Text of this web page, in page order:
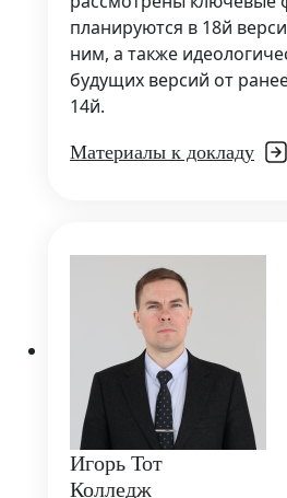
планируются в 18й
ним, а также
будущих версий от
14й.
Материалы к докладу
Игорь Тот
Колледж